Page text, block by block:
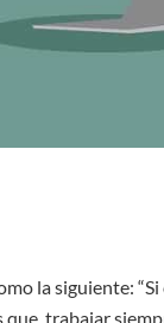
la siguiente: “Si
que, trabajar